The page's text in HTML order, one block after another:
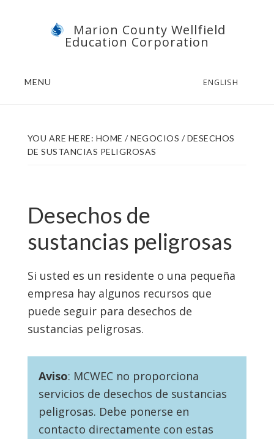
Marion County Wellfield
Education Corporation
MENU ENGLISH
YOU ARE HERE: HOME / NEGOCIOS /DESECHOS
DE SUSTANCIAS PELIGROSAS
Desechos de
sustancias peligrosas
Si usted es un residente o una pequeña
empresa hay algunos recursos que
puede seguir para desechos de
sustancias peligrosas.
Aviso: MCWEC no proporciona
servicios de desechos de sustancias
peligrosas. Debe ponerse en
contacto directamente con estas